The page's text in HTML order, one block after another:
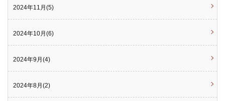
2024年11月(5)
2024年10月(6)
2024年9月(4)
2024年8月(2)